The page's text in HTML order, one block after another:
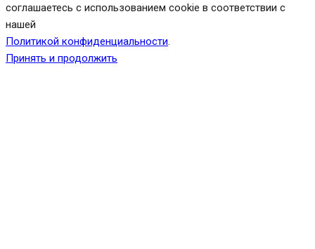
соглашаетесь с использованием cookie в соответствии с
нашей
Политикой конфиденциальности
Принять и продолжить